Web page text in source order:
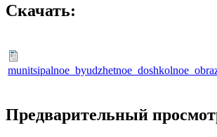
Скачать:
Предварительный